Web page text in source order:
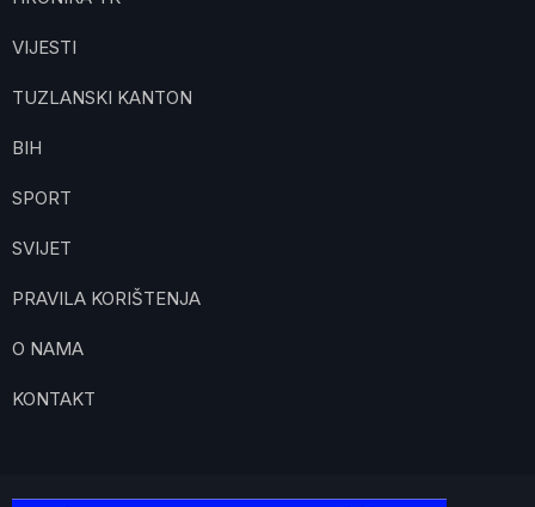
VIJESTI
TUZLANSKI KANTON
BIH
SPORT
SVIJET
PRAVILA KORIŠTENJA
O NAMA
KONTAKT